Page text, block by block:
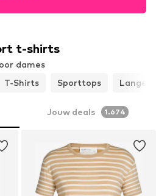
t-shirts
dames
T-Shirts Sporttops Lange
Jouw deals 1.674